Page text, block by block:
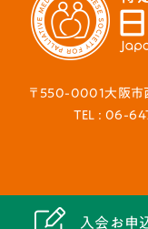
入会お申
〒550-0001大阪市
TEL : 06-